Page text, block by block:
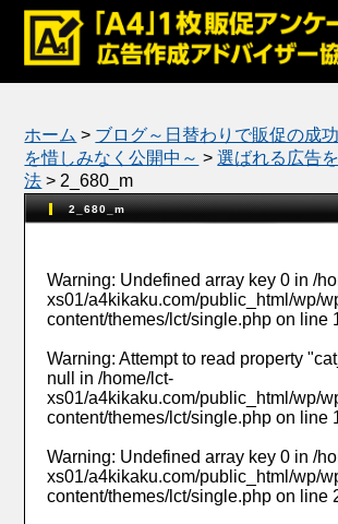
メディア掲載
公式ブログ
ホーム > ブログ～日替わりで販促の成
を惜しみなく公開中～ >選ばれる広告
法 > 2_680_m
2_680_m
Warning: Undefined array key 0 in/
xs01/a4kikaku.com/public_html/wp/
content/themes/lct/single.php on line
Warning: Attempt to read property
null in/home/lct-
xs01/a4kikaku.com/public_html/wp/
content/themes/lct/single.php on line
Warning: Undefined array key 0 in/
xs01/a4kikaku.com/public_html/wp/
content/themes/lct/single.php on line